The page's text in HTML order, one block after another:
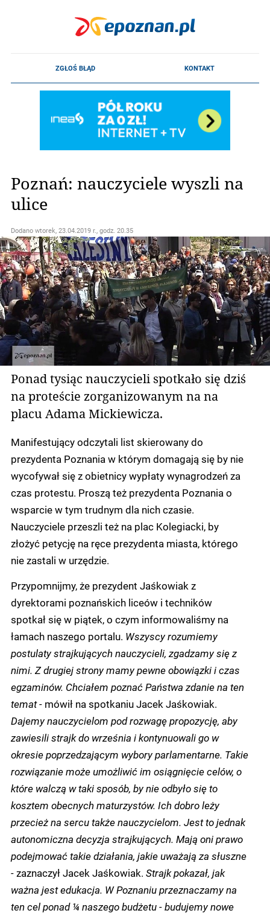
Poznań: nauczyciele wyszli na
ulice
Dodano wtorek, 23.04.2019 r., godz. 20.35
Ponad tysiąc nauczycieli spotkało się dziś
na proteście zorganizowanym na na
placu Adama Mickiewicza.
Manifestujący odczytali list skierowany do
prezydenta Poznania w którym domagają się by nie
wycofywał się z obietnicy wypłaty wynagrodzeń za
czas protestu. Proszą też prezydenta Poznania o
wsparcie w tym trudnym dla nich czasie.
Nauczyciele przeszli też na plac Kolegiacki, by
złożyć petycję na ręce prezydenta miasta, którego
nie zastali w urzędzie.
Przypomnijmy, że prezydent Jaśkowiak z
dyrektorami poznańskich liceów i techników
spotkał się w piątek, o czym informowaliśmy na
łamach naszego portalu. Wszyscy rozumiemy
postulaty strajkujących nauczycieli, zgadzamy się z
nimi. Z drugiej strony mamy pewne obowiązki i czas
egzaminów. Chciałem poznać Państwa zdanie na ten
temat - mówił na spotkaniu Jacek Jaśkowiak.
Dajemy nauczycielom pod rozwagę propozycję, aby
zawiesili strajk do września i kontynuowali go w
okresie poprzedzającym wybory parlamentarne. Takie
rozwiązanie może umożliwić im osiągnięcie celów, o
które walczą w taki sposób, by nie odbyło się to
kosztem obecnych maturzystów. Ich dobro leży
przecież na sercu także nauczycielom. Jest to jednak
autonomiczna decyzja strajkujących. Mają oni prawo
podejmować takie działania, jakie uważają za słuszne
-zaznaczył Jacek Jaśkowiak. Strajk pokazał, jak
ważna jest edukacja. W Poznaniu przeznaczamy na
ten cel ponad ¼ naszego budżetu - budujemy nowe